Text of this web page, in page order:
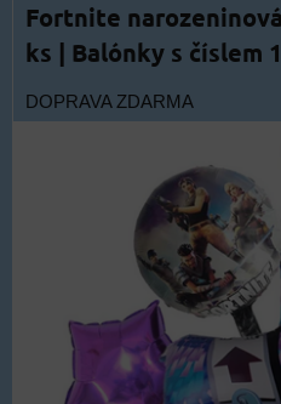
Fortnite
ks | Balónky s číslem
DOPRAVA ZDARMA